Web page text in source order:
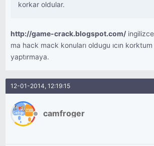
korkar oldular.
http://game-crack.blogspot.com/
ma hack mack konuları oldugu ıcın
yaptırmaya.
12-01-2014, 12:19:15
camfroger